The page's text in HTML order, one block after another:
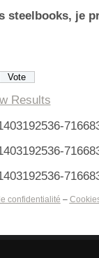
steelbooks, je
Results
confidentialité –